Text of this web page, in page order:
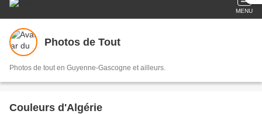
MENU
Photos de Tout
Photos de tout en Guyenne-Gascogne et ailleurs.
Couleurs d'Algérie